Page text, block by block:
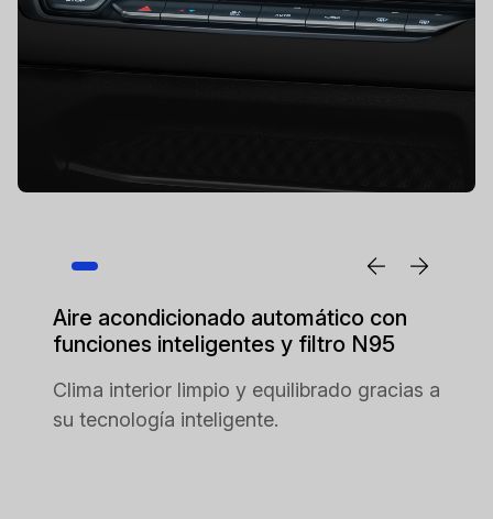
Aire acondicionado automático con
funciones inteligentes y filtro N95
Clima interior limpio y equilibrado gracias a
su tecnología inteligente.